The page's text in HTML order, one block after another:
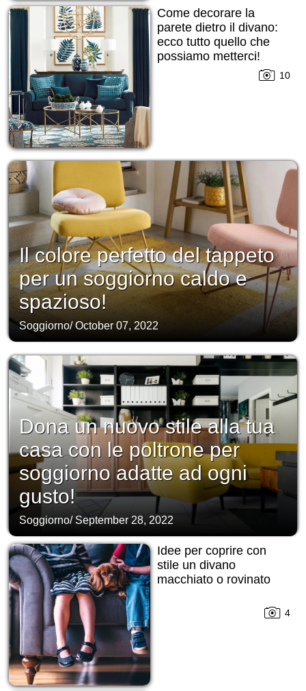
Come decorare la
parete dietro il divano:
ecco tutto quello che
possiamo metterci!
10
Il colore perfetto del tappeto
per un soggiorno caldo e
spazioso!
Soggiorno/October 07, 2022
Dona un nuovo stile alla tua
casa con le poltrone per
soggiorno adatte ad ogni
gusto!
Soggiorno/ September 28, 2022
Idee per coprire con
stile un divano
macchiato o rovinato
4